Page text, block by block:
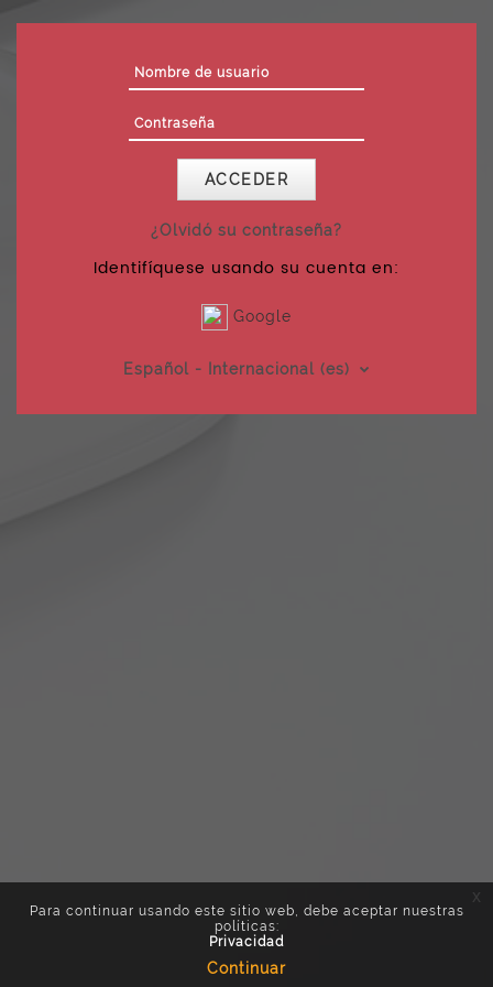
Nombre de usuario
ACCEDER
¿Olvidó su contraseña?
Identifíquese usando su cuenta en:
Google
Español - Internacional ‎(es)‎
Para continuar usando este sitio web, debe aceptar nuestras
políticas:
Privacidad
Continuar
x